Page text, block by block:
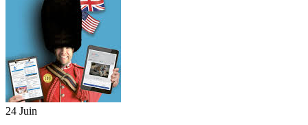
24 Juin